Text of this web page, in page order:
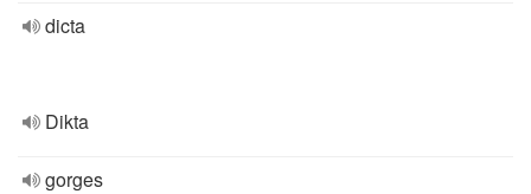
dicta
Dikta
gorges